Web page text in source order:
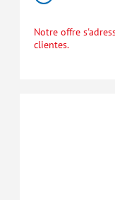
Notre offre
clientes.